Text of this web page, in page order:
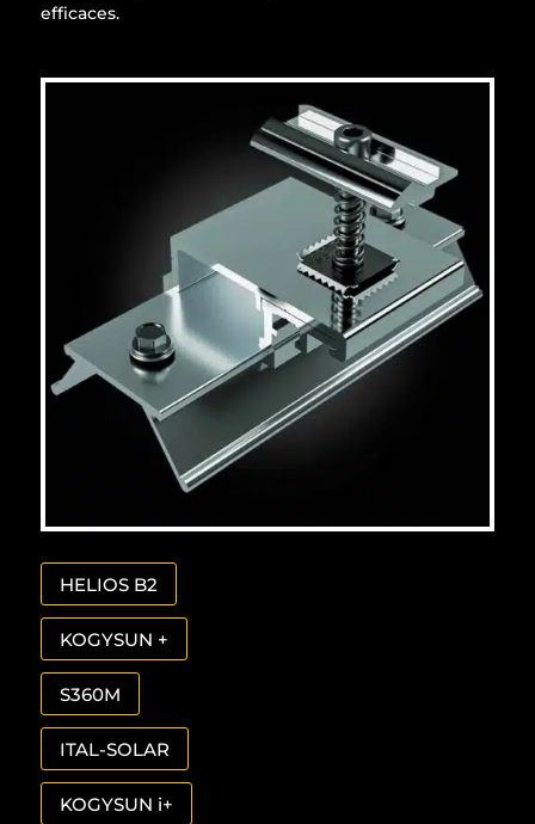
efficaces.
HELIOS B2
KOGYSUN +
S360M
ITAL-SOLAR
KOGYSUN i+